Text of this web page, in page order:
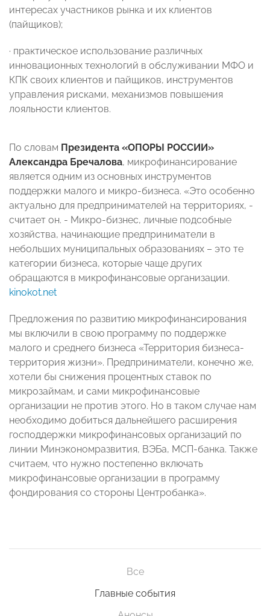
интересах участников рынка и их клиентов
(пайщиков);
· практическое использование различных
инновационных технологий в обслуживании МФО и
КПК своих клиентов и пайщиков, инструментов
управления рисками, механизмов повышения
лояльности клиентов.
По словам Президента «ОПОРЫ РОССИИ»
Александра Бречалова, микрофинансирование
является одним из основных инструментов
поддержки малого и микро-бизнеса. «Это особенно
актуально для предпринимателей на территориях, -
считает он. - Микро-бизнес, личные подсобные
хозяйства, начинающие предприниматели в
небольших муниципальных образованиях – это те
категории бизнеса, которые чаще других
обращаются в микрофинансовые организации.
kinokot.net
Предложения по развитию микрофинансирования
мы включили в свою программу по поддержке
малого и среднего бизнеса «Территория бизнеса-
территория жизни». Предприниматели, конечно же,
хотели бы снижения процентных ставок по
микрозаймам, и сами микрофинансовые
организации не против этого. Но в таком случае нам
необходимо добиться дальнейшего расширения
господдержки микрофинансовых организаций по
линии Минэкономразвития, ВЭБа, МСП-банка. Также
считаем, что нужно постепенно включать
микрофинансовые организации в программу
фондирования со стороны Центробанка».
Все
Главные события